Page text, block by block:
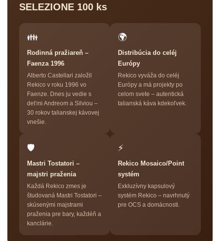
SELEZIONE 100 ks
👪
Rodinná pražiareň –
Faenza 1996
Alberto Castellari založil
Rekico v roku 1996 vo
Faenze. Dnes ju vedie s
deťmi Andreom a Silviou –
30 rokov talianskej kávovej
vnešie.
🌍
Distribúcia do celéj
Európy
Rekico vyváža do celéj
Európy a má projekty po
celom svete – autentická
talianská káva kdekoľvek.
🛡
Mastri Tostatori –
majstri praženia
Každá Rekico zmes je
študovaná Mastri Tostatori –
skúsenými majstrami
praženia pre bary, každéň a
kanclárie.
⚡
Rekico Mosaico/Point
systém
Exkluzívny kapsulový
systém Rekico – navrhnutý
pre OCS a domácnosti.